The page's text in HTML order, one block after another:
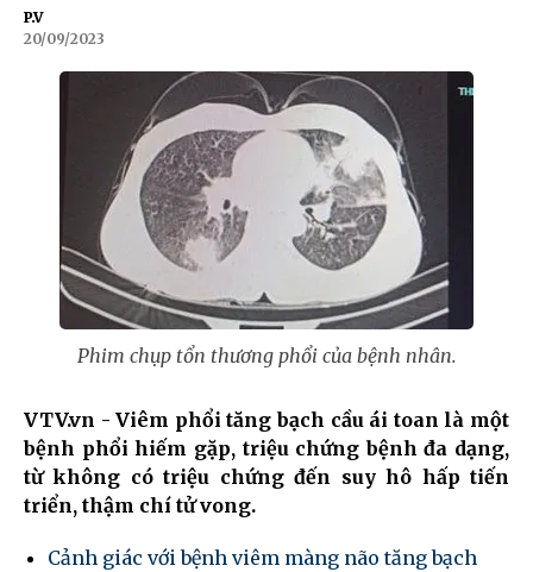
P.V
20/09/2023
Phim chụp tổn thương phổi của bệnh nhân.
VTV.vn - Viêm phổi tăng bạch cầu ái toan là một
bệnh phổi hiếm gặp, triệu chứng bệnh đa dạng,
từ không có triệu chứng đến suy hô hấp tiến
triển, thậm chí tử vong.
Cảnh giác với bệnh viêm màng não tăng bạch